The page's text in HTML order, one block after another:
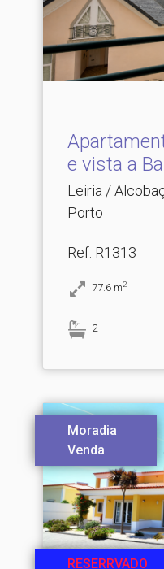
e vista a
Leiria /
Porto
Ref: R1313
77.6 m2
2
Moradia
Venda
RESERRVADO